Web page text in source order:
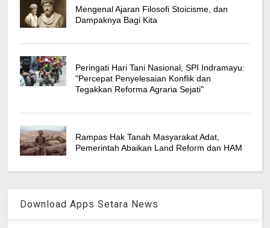
Mengenal Ajaran Filosofi Stoicisme, dan
Dampaknya Bagi Kita
Peringati Hari Tani Nasional, SPI Indramayu:
"Percepat Penyelesaian Konflik dan
Tegakkan Reforma Agraria Sejati"
Rampas Hak Tanah Masyarakat Adat,
Pemerintah Abaikan Land Reform dan HAM
Download Apps Setara News